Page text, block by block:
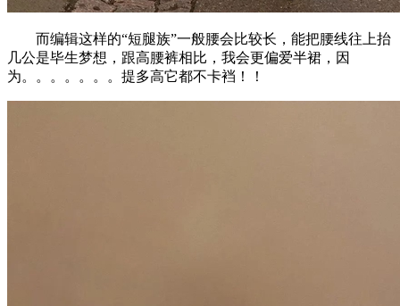
而编辑这样的“短腿族”一般腰会比较长，能把腰线往上抬
几公是毕生梦想，跟高腰裤相比，我会更偏爱半裙，因
为。。。。。。。提多高它都不卡裆！！